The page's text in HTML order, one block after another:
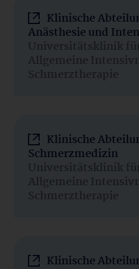
Klinische
Anästhesie und
Universitätsklinik
Allgemeine
Schmerztherapie
Klinische
Schmerzmedizin
Universitätsklinik
Allgemeine
Schmerztherapie
Klinische